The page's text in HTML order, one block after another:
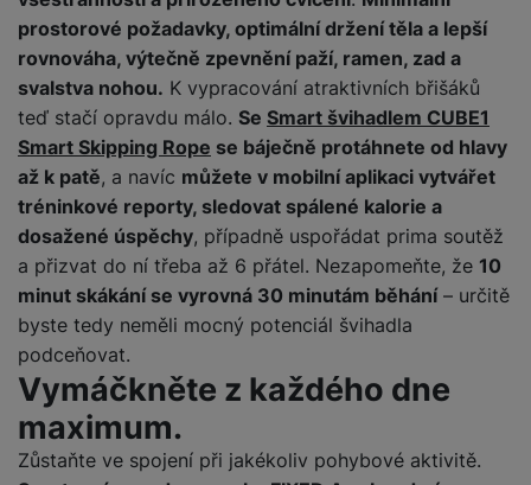
e
k
o
e
d
y
ig
it
ál
ní
f
t
o
s
t
o
n
y
p
r
o
t
e
t
o
k
y
u
t
e
r
y
K
l
v
s
n
v
y
B
l
e
s
k
y
F
o
t
p
o
u
z
č
k
y
N
a
b
e
č
k
d
a
u
ie
M
o
bi
le
O
u
tf
it
t
a
s
u
š
i
č
k
y
V
y
s
a
e
n
s
t
í
P
ří
sl
u
š
e
ví
p
o
prostorové požadavky, optimální držení těla a lepší
rovnováha, výtečně zpevnění paží, ramen, zad a
svalstva nohou. K vypracování atraktivních břišáků
teď stačí opravdu málo. Se Smart švihadlem CUBE1
Smart Skipping Rope se báječně protáhnete od hlavy
až k patě, a navíc můžete v mobilní aplikaci vytvářet
tréninkové reporty, sledovat spálené kalorie a
dosažené úspěchy, případně uspořádat prima soutěž
a přizvat do ní třeba až 6 přátel. Nezapomeňte, že 10
minut skákání se vyrovná 30 minutám běhání– určitě
byste tedy neměli mocný potenciál švihadla
podceňovat.
Vymáčkněte z každého dne
maximum.
Zůstaňte ve spojení při jakékoliv pohybové aktivitě.